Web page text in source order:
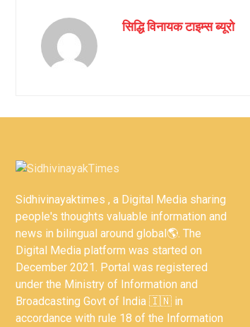
सिद्धि विनायक टाइम्स ब्यूरो
Sidhivinayaktimes , a Digital Media sharing
people's thoughts valuable information and
news in bilingual around global🌎. The
Digital Media platform was started on
December 2021. Portal was registered
under the Ministry of Information and
Broadcasting Govt of India 🇮🇳 in
accordance with rule 18 of the Information